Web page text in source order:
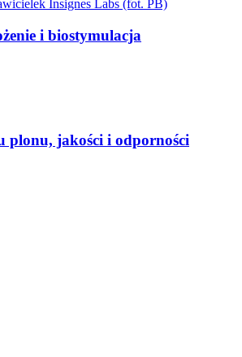
i biostymulacja
plonu, jakości i odporności